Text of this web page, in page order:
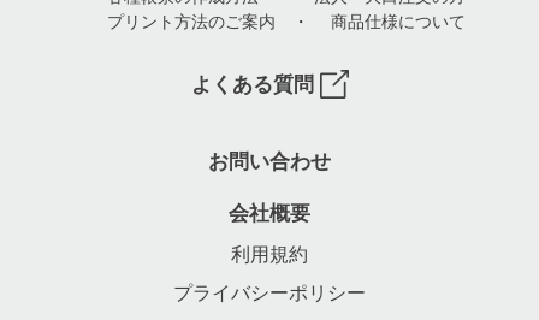
プリント方法のご案内 ・ 商品仕様について
よくある質問
お問い合わせ
会社概要
利用規約
プライバシーポリシー